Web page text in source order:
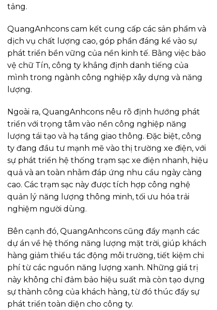
tảng.
QuangAnhcons cam kết cung cấp các sản phẩm và
dịch vụ chất lượng cao, góp phần đáng kể vào sự
phát triển bền vững của nền kinh tế. Bằng việc bảo
vệ chữ Tín, công ty khẳng định danh tiếng của
mình trong ngành công nghiệp xây dựng và năng
lượng.
Ngoài ra, QuangAnhcons nêu rõ định hướng phát
triển với trọng tâm vào nền công nghiệp năng
lượng tái tạo và hạ tầng giao thông. Đặc biệt, công
ty đang đầu tư mạnh mẽ vào thị trường xe điện, với
sự phát triển hệ thống trạm sạc xe điện nhanh, hiệu
quả và an toàn nhằm đáp ứng nhu cầu ngày càng
cao. Các trạm sạc này được tích hợp công nghệ
quản lý năng lượng thông minh, tối ưu hóa trải
nghiệm người dùng.
Bên cạnh đó, QuangAnhcons cũng đẩy mạnh các
dự án về hệ thống năng lượng mặt trời, giúp khách
hàng giảm thiểu tác động môi trường, tiết kiệm chi
phí từ các nguồn năng lượng xanh. Những giá trị
này không chỉ đảm bảo hiệu suất mà còn tạo dựng
sự thành công của khách hàng, từ đó thúc đẩy sự
phát triển toàn diện cho công ty.